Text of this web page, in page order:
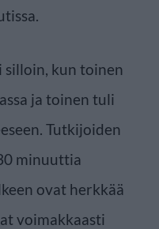
silloin, kun toinen
ja toinen tuli
Tutkijoiden
minuuttia
ovat herkkää
voimakkaasti